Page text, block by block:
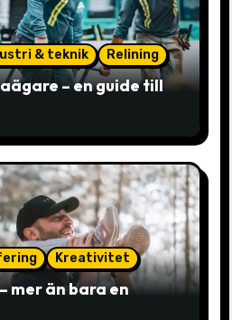
& teknik Relining
– en guide till
Kreativitet
mer än bara en